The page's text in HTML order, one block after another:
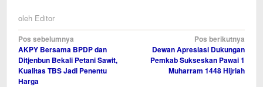
oleh Editor
Navigasi
pos
Pos sebelumnya
AKPY Bersama BPDP dan
Ditjenbun Bekali Petani Sawit,
Kualitas TBS Jadi Penentu
Harga
Pos berikutnya
Dewan Apresiasi Dukungan
Pemkab Sukseskan Pawai 1
Muharram 1448 Hijriah